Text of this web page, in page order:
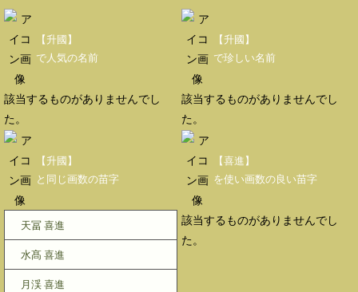
【升國】
で人気の名前
該当するものがありませんでし
た。
【升國】
で珍しい名前
該当するものがありませんでし
た。
【升國】
と同じ画数の苗字
天冨 喜進
水髙 喜進
月渓 喜進
【喜進】
を使い画数の良い苗字
該当するものがありませんでし
た。